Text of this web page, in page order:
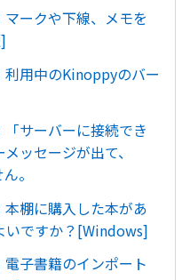
ークや下線、メモを
用中のKinoppyのバー
サーバーに接続でき
ッセージが出て、
。
棚に購入した本があ
いですか？[Windows]
子書籍のインポート